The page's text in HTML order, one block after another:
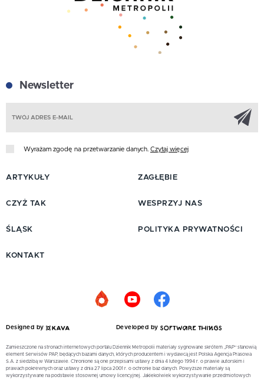
Newsletter
Wyrażam zgodę na przetwarzanie danych. Czytaj więcej
ARTYKUŁY
CZYŻ TAK
ŚLĄSK
ZAGŁĘBIE
WESPRZYJ NAS
POLITYKA PRYWATNOŚCI
KONTAKT
Designed by Developed by
Zamieszczone na stronach internetowych portalu Dziennik Metropolii materiały sygnowane skrótem „PAP” stanowią
element Serwisów PAP, będących bazami danych, których producentem i wydawcą jest Polska Agencja Prasowa
S.A. z siedzibą w Warszawie. Chronione są one przepisami ustawy z dnia 4 lutego 1994 r. o prawie autorskim i
prawach pokrewnych oraz ustawy z dnia 27 lipca 2001 r. o ochronie baz danych. Powyższe materiały są
wykorzystywane na podstawie stosownej umowy licencyjnej. Jakiekolwiek wykorzystywanie przedmiotowych